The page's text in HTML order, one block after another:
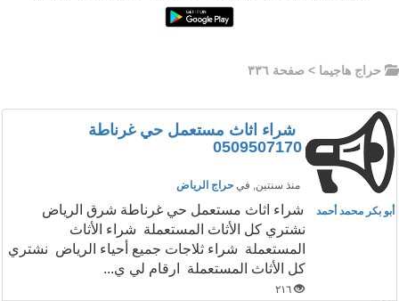
حراج هاجيما > صفحة ٣٣٦
شراء اثاث مستعمل حي غرناطة
0509507170
منذ سنتين, في حراج الرياض
أبو بكر محمد أحمد
شراء اثاث مستعمل حي غرناطة شرق الرياض
نشتري كل الأثاث المستعملة شراء الأثاث
المستعملة شراء ثلاجات جميع أحياء الرياض نشتري
كل الأثاث المستعملة ارقام لي ي...
٢١٦